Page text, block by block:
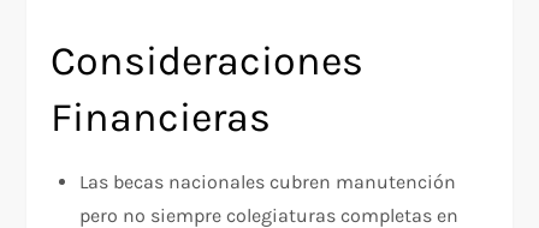
Consideraciones
Financieras
Las becas nacionales cubren manutención
pero no siempre colegiaturas completas en